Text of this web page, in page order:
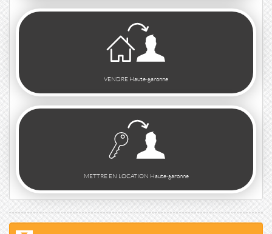
VENDRE Haute-garonne
METTRE EN LOCATION Haute-garonne